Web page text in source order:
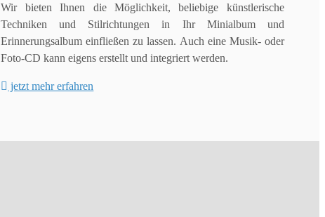
Wir bieten Ihnen die Möglichkeit, beliebige künstlerische
Techniken und Stilrichtungen in Ihr Minialbum und
Erinnerungsalbum einfließen zu lassen. Auch eine Musik- oder
Foto-CD kann eigens erstellt und integriert werden.
jetzt mehr erfahren